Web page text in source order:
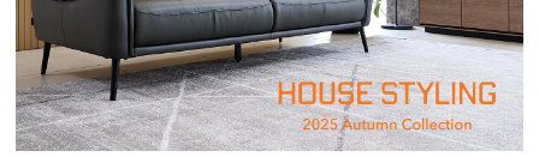
商品番号 900-H948-07
サイズ 幅71～105cm/丈・高さ201～240cm